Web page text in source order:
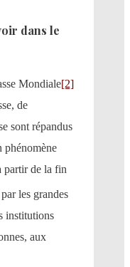
dans le
Mondiale[2]
de
sont répandus
phénomène
partir de la fin
les grandes
institutions
aux